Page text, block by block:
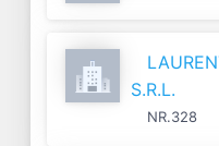
S.R.L.
NR.328